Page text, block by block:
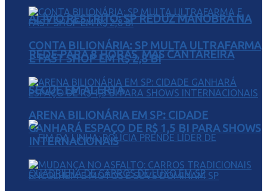
ALÍVIO RESTRITO: SP REDUZ MANOBRA NA
REDE PARA 8 HORAS, MAS CANTAREIRA
SEGUE EM ALERTA
CONTA BILIONÁRIA: SP MULTA ULTRAFARMA
E FAST SHOP EM R$ 2,8 BI
ARENA BILIONÁRIA EM SP: CIDADE
GANHARÁ ESPAÇO DE R$ 1,5 BI PARA SHOWS
INTERNACIONAIS